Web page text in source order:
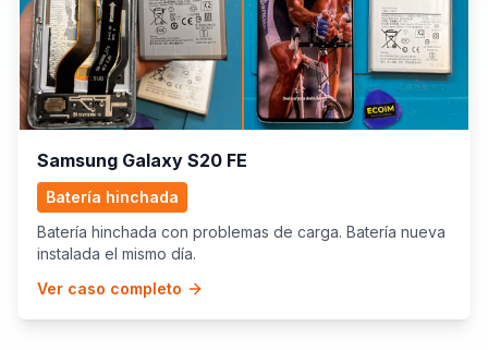
Samsung Galaxy S20 FE
Batería hinchada
Batería hinchada con problemas de carga. Batería nueva
instalada el mismo día.
Ver caso completo